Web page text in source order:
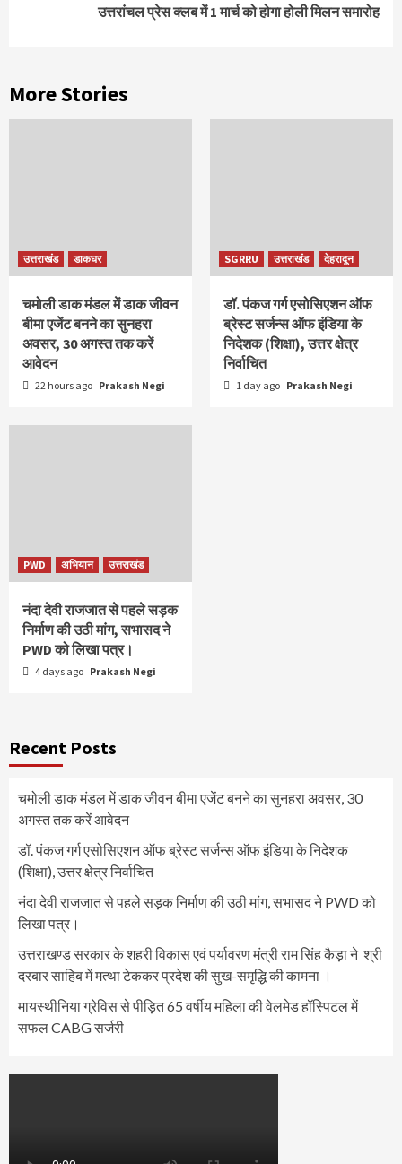
उत्तरांचल प्रेस क्लब में 1 मार्च को होगा होली मिलन समारोह
More Stories
उत्तराखंड डाकघर
चमोली डाक मंडल में डाक जीवन
बीमा एजेंट बनने का सुनहरा
अवसर, 30 अगस्त तक करें
आवेदन
22 hours ago Prakash Negi
SGRRU उत्तराखंड देहरादून
डॉ. पंकज गर्ग एसोसिएशन ऑफ
ब्रेस्ट सर्जन्स ऑफ इंडिया के
निदेशक (शिक्षा), उत्तर क्षेत्र
निर्वाचित
1 day ago Prakash Negi
PWD अभियान उत्तराखंड
नंदा देवी राजजात से पहले सड़क
निर्माण की उठी मांग, सभासद ने
PWD को लिखा पत्र।
4 days ago Prakash Negi
Recent Posts
चमोली डाक मंडल में डाक जीवन बीमा एजेंट बनने का सुनहरा अवसर, 30
अगस्त तक करें आवेदन
डॉ. पंकज गर्ग एसोसिएशन ऑफ ब्रेस्ट सर्जन्स ऑफ इंडिया के निदेशक
(शिक्षा), उत्तर क्षेत्र निर्वाचित
नंदा देवी राजजात से पहले सड़क निर्माण की उठी मांग, सभासद ने PWD को
लिखा पत्र।
उत्तराखण्ड सरकार के शहरी विकास एवं पर्यावरण मंत्री राम सिंह कैड़ा ने श्री
दरबार साहिब में मत्था टेककर प्रदेश की सुख-समृद्धि की कामना ।
मायस्थीनिया ग्रेविस से पीड़ित 65 वर्षीय महिला की वेलमेड हॉस्पिटल में
सफल CABG सर्जरी